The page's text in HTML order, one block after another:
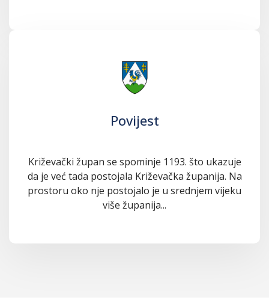
Povijest
Križevački župan se spominje 1193. što ukazuje
da je već tada postojala Križevačka županija. Na
prostoru oko nje postojalo je u srednjem vijeku
više županija...